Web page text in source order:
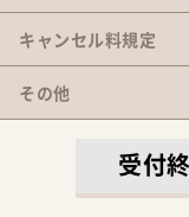
キャンセル料規定
その他
受付